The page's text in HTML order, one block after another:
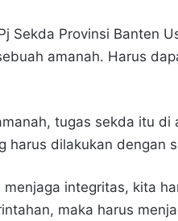
Sekda Provinsi Banten
amanah. Harus
tugas sekda itu
harus dilakukan dengan
menjaga integritas, kita
maka harus